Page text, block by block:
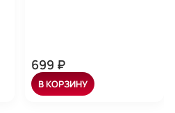
699 ₽
В КОРЗИНУ